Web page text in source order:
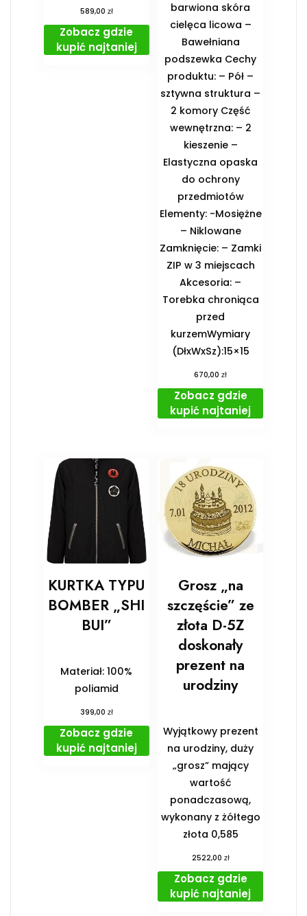
589,00 zł
Zobacz gdzie
kupić najtaniej
barwiona skóra
cielęca licowa –
Bawełniana
podszewka Cechy
produktu: – Pół –
sztywna struktura –
2 komory Część
wewnętrzna: – 2
kieszenie –
Elastyczna opaska
do ochrony
przedmiotów
Elementy: -Mosiężne
– Niklowane
Zamknięcie: – Zamki
ZIP w 3 miejscach
Akcesoria: –
Torebka chroniąca
przed
kurzemWymiary
(DłxWxSz):15×15
670,00zł
Zobacz gdzie
kupić najtaniej
KURTKA TYPU
BOMBER „SHI
BUI”
Materiał: 100%
poliamid
399,00 zł
Zobacz gdzie
kupić najtaniej
Grosz „na
szczęście” ze
złota D-5Z
doskonały
prezent na
urodziny
Wyjątkowy prezent
na urodziny, duży
„grosz” mający
wartość
ponadczasową,
wykonany z żółtego
złota 0,585
2522,00 zł
Zobacz gdzie
kupić najtaniej